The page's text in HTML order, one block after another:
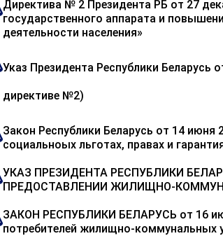
Директива № 2 Президента РБ от 27
государственного аппарата и
деятельности населения»
Указ Президента Республики Беларусь
директиве №2)
Закон Республики Беларусь от 14
социальноых льготах, правах и
УКАЗ ПРЕЗИДЕНТА РЕСПУБЛИКИ
ПРЕДОСТАВЛЕНИИ ЖИЛИЩНО-
ЗАКОН РЕСПУБЛИКИ БЕЛАРУСЬ от 16
потребителей жилищно-коммунальных